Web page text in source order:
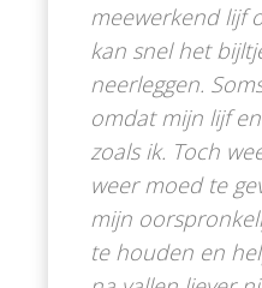
meewerkend lijf
kan snel het
neerleggen.
omdat mijn lijf
zoals ik. Toch
weer moed te
mijn
te houden en